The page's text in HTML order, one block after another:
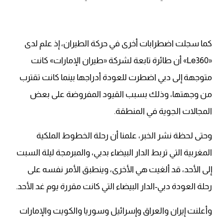
كما سجلت اضطرابات أخرى في حركة الطيران، إذ علم لدى
«Le360» أن طائرة تابعة لشركة «طيران الإمارات» كانت
متوجهة إلى دبي اضطرت للعودة أدراجها بينما كانت تقترب
من وجهتها، وذلك بسبب القيود المفروضة على بعض
المجالات الجوية في المنطقة.
وحتى لحظة نشر الخبر، علمنا أن رحلة الخطوط الملكية
المغربية التي تربط الدار البيضاء بدبي، والمبرمجة ليلة السبت
إلى الأحد، قد ألغيت هي الأخرى، وينطبق الأمر نفسه على
رحلة العودة دبي-الدار البيضاء التي كانت مقررة يوم غد الأحد.
وأعلنت إيران والعراق وإسرائيل وسوريا والكويت والإمارات